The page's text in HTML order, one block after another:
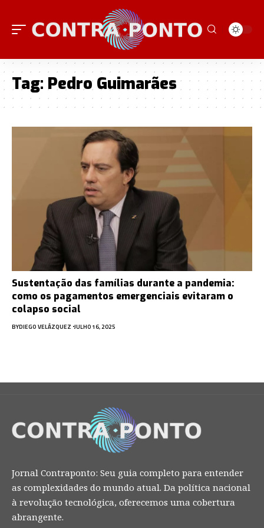
Tag: Pedro Guimarães
Sustentação das famílias durante a pandemia:
como os pagamentos emergenciais evitaram o
colapso social
BYDIEGO VELÁZQUEZ JULHO 16, 2025
Jornal Contraponto: Seu guia completo para entender
as complexidades do mundo atual. Da política nacional
à revolução tecnológica, oferecemos uma cobertura
abrangente.